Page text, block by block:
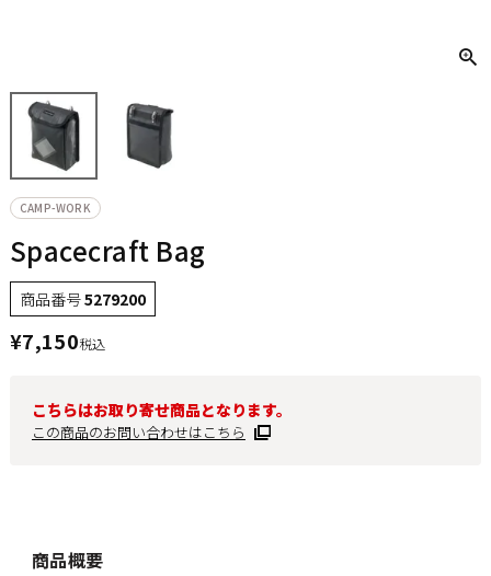
CAMP-WORK
Spacecraft Bag
商品番号5279200
¥7,150税込
こちらはお取り寄せ商品となります。
この商品のお問い合わせはこちら
商品概要